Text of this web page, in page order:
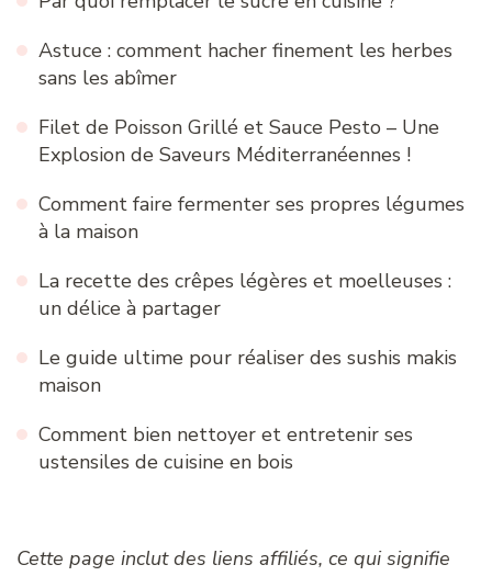
Astuce : comment hacher finement les herbes
sans les abîmer
Filet de Poisson Grillé et Sauce Pesto – Une
Explosion de Saveurs Méditerranéennes !
Comment faire fermenter ses propres légumes
à la maison
La recette des crêpes légères et moelleuses :
un délice à partager
Le guide ultime pour réaliser des sushis makis
maison
Comment bien nettoyer et entretenir ses
ustensiles de cuisine en bois
Cette page inclut des liens affiliés, ce qui signifie